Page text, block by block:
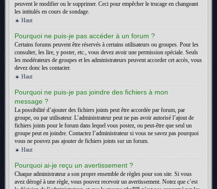
peuvent le modifier ou le supprimer. Ceci pour empêcher le trucage en changeant
les intitulés en cours de sondage.
Haut
Pourquoi ne puis-je pas accéder à un forum ?
Certains forums peuvent être réservés à certains utilisateurs ou groupes. Pour les
consulter, les lire, y poster, etc., vous devez avoir une permission spéciale. Seuls
les modérateurs de groupes et les administrateurs peuvent accorder cet accès, vous
devez donc les contacter.
Haut
Pourquoi ne puis-je pas joindre des fichiers à mon
message ?
La possibilité d’ajouter des fichiers joints peut être accordée par forum, par
groupe, ou par utilisateur. L’administrateur peut ne pas avoir autorisé l’ajout de
fichiers joints pour le forum dans lequel vous postez, ou peut-être que seul un
groupe peut en joindre. Contactez l’administrateur si vous ne savez pas pourquoi
vous ne pouvez pas ajouter de fichiers joints sur un forum.
Haut
Pourquoi ai-je reçu un avertissement ?
Chaque administrateur a son propre ensemble de règles pour son site. Si vous
avez dérogé à une règle, vous pouvez recevoir un avertissement. Notez que c’est